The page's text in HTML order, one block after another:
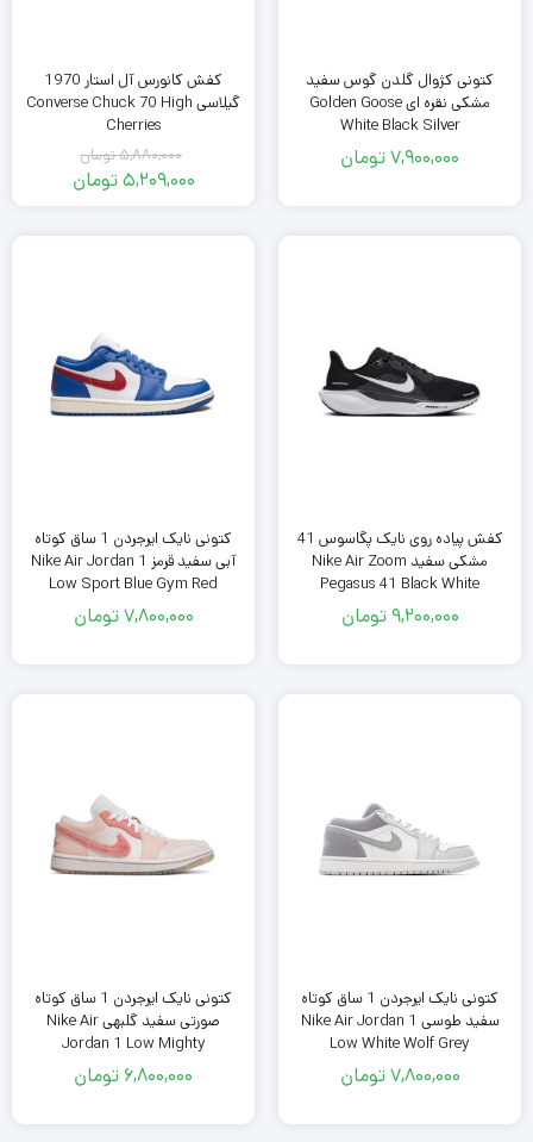
کتونی کژوال گلدن گوس سفید
مشکی نقره ای Golden Goose
White Black Silver
7,900,000تومان
کفش کانورس آل استار 1970
گیلاسی Converse Chuck 70 High
Cherries
5,880,000تومان
قیمت5,209,000تومان
کفش پیاده روی نایک پگاسوس 41
مشکی سفید Nike Air Zoom
Pegasus 41 Black White
9,200,000تومان
کتونی نایک ایرجردن 1 ساق کوتاه
آبی سفید قرمز Nike Air Jordan 1
Low Sport Blue Gym Red
7,800,000تومان
کتونی نایک ایرجردن 1 ساق کوتاه
سفید طوسی Nike Air Jordan 1
Low White Wolf Grey
7,800,000تومان
کتونی نایک ایرجردن 1 ساق کوتاه
صورتی سفید گلبهی Nike Air
Jordan 1 Low Mighty
Swooshers
6,800,000 تومان